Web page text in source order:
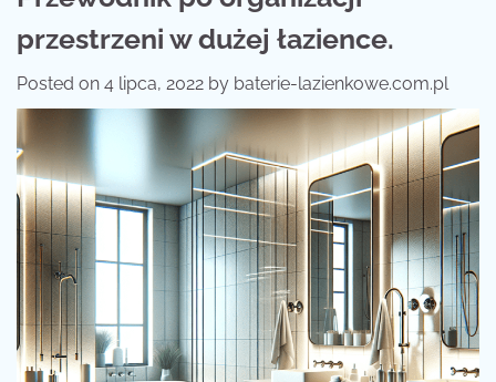
przestrzeni w dużej łazience.
Posted on 4 lipca, 2022 by baterie-lazienkowe.com.pl